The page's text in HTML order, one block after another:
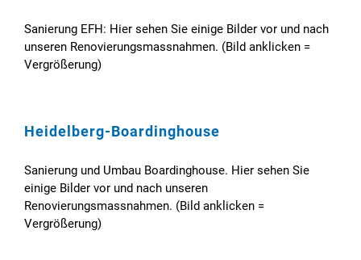
Sanierung EFH: Hier sehen Sie einige Bilder vor und nach
unseren Renovierungsmassnahmen. (Bild anklicken =
Vergrößerung)
Heidelberg-Boardinghouse
Sanierung und Umbau Boardinghouse. Hier sehen Sie
einige Bilder vor und nach unseren
Renovierungsmassnahmen. (Bild anklicken =
Vergrößerung)